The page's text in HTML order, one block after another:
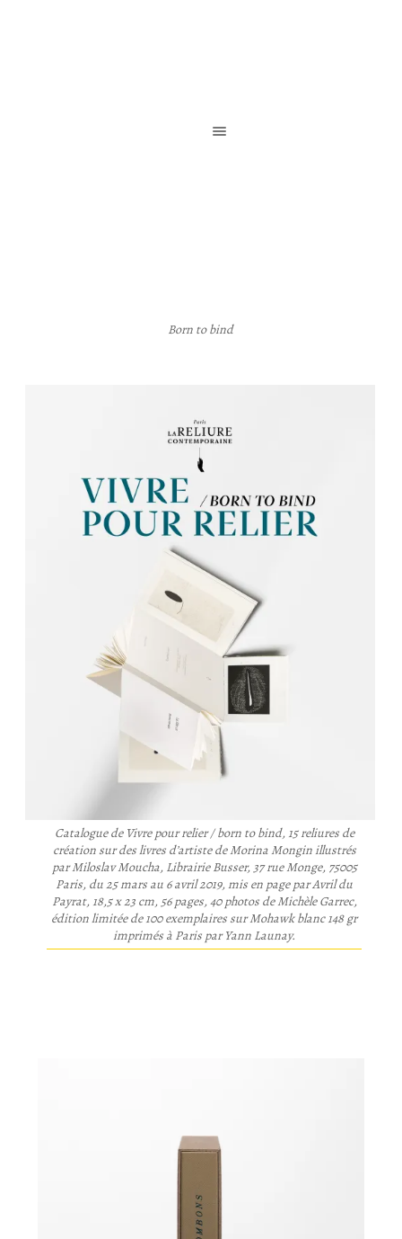
Born to bind
Catalogue de Vivre pour relier / born to bind, 15 reliures de
création sur des livres d’artiste de Morina Mongin illustrés
par Miloslav Moucha, Librairie Busser, 37 rue Monge, 75005
Paris, du 25 mars au 6 avril 2019, mis en page par Avril du
Payrat, 18,5 x 23 cm, 56 pages, 40 photos de Michèle Garrec,
édition limitée de 100 exemplaires sur Mohawk blanc 148 gr
imprimés à Paris par Yann Launay.